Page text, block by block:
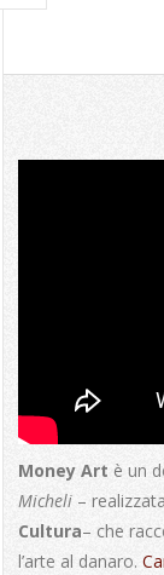
R
T
Money Art è un
Micheli –
Cultura– che
l’arte al danaro.